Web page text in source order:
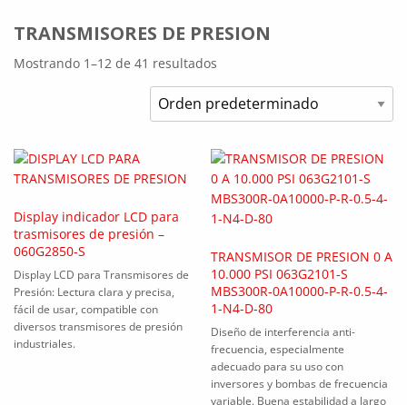
TRANSMISORES DE PRESION
Mostrando 1–12 de 41 resultados
Display indicador LCD para
trasmisores de presión –
060G2850-S
Display LCD para Transmisores de
Presión: Lectura clara y precisa,
fácil de usar, compatible con
diversos transmisores de presión
industriales.
TRANSMISOR DE PRESION 0 A
10.000 PSI 063G2101-S
MBS300R-0A10000-P-R-0.5-4-
1-N4-D-80
Diseño de interferencia anti-
frecuencia, especialmente
adecuado para su uso con
inversores y bombas de frecuencia
variable. Buena estabilidad a largo